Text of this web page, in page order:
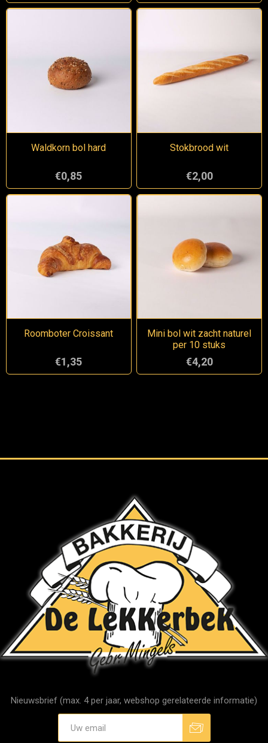
Waldkorn bol hard
€0,85
Stokbrood wit
€2,00
Roomboter Croissant
€1,35
Mini bol wit zacht naturel
per 10 stuks
€4,20
Nieuwsbrief (max. 4 per jaar, webshop gerelateerde informatie)